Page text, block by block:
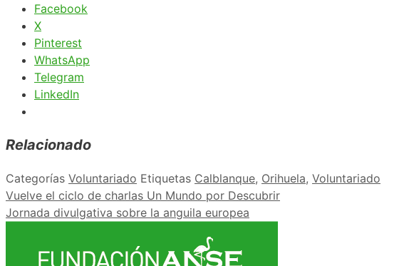
Facebook
X
Pinterest
WhatsApp
Telegram
LinkedIn
Relacionado
Categorías Voluntariado Etiquetas Calblanque, Orihuela, Voluntariado
Vuelve el ciclo de charlas Un Mundo por Descubrir
Jornada divulgativa sobre la anguila europea